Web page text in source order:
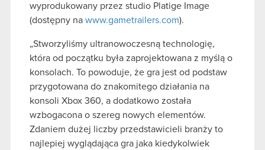
wyprodukowany przez studio Platige Image
(dostępny na www.gametrailers.com).
„Stworzyliśmy ultranowoczesną technologię,
która od początku była zaprojektowana z myślą o
konsolach. To powoduje, że gra jest od podstaw
przygotowana do znakomitego działania na
konsoli Xbox 360, a dodatkowo została
wzbogacona o szereg nowych elementów.
Zdaniem dużej liczby przedstawicieli branży to
najlepiej wyglądająca gra jaka kiedykolwiek